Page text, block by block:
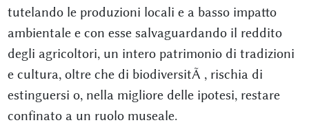
tutelando le produzioni locali e a basso impatto
ambientale e con esse salvaguardando il reddito
degli agricoltori, un intero patrimonio di tradizioni
e cultura, oltre che di biodiversitÃ , rischia di
estinguersi o, nella migliore delle ipotesi, restare
confinato a un ruolo museale.